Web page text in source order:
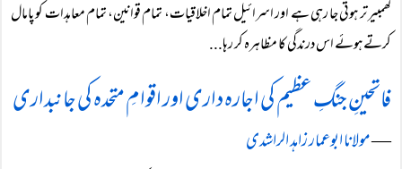
گھمبیر تر ہوتی جا رہی ہے اور اسرائیل تمام اخلاقیات، تمام قوانین، تمام معاہدات کو پامال
کرتے ہوئے اس درندگی کا مظاہرہ کر رہا...
فاتحینِ جنگِ عظیم کی اجارہ داری اور اقوامِ متحدہ کی جانبداری
―مولانا ابوعمار زاہد الراشدی